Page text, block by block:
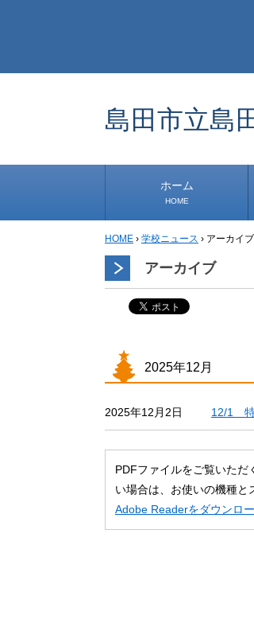
島田市立島
ホーム
HOME
HOME › 学校ニュース › アーカイブ
アーカイブ
2025年12月
2025年12月2日 12/1 特
PDFファイルをご覧いた
い場合は、お使いの機種と
Adobe Readerをダウンロ